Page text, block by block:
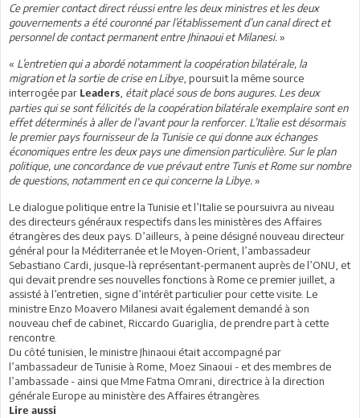
Ce premier contact direct réussi entre les deux ministres et les deux
gouvernements a été couronné par l’établissement d’un canal direct et
personnel de contact permanent entre Jhinaoui et Milanesi. »
« L’entretien qui a abordé notamment la coopération bilatérale, la
migration et la sortie de crise en Libye, poursuit la même source
interrogée par Leaders était placé sous de bons augures. Les deux
parties qui se sont félicités de la coopération bilatérale exemplaire sont en
effet déterminés à aller de l’avant pour la renforcer. L’Italie est désormais
le premier pays fournisseur de la Tunisie ce qui donne aux échanges
économiques entre les deux pays une dimension particulière. Sur le plan
politique, une concordance de vue prévaut entre Tunis et Rome sur nombre
de questions, notamment en ce qui concerne la Libye. »
Le dialogue politique entre la Tunisie et l’Italie se poursuivra au niveau
des directeurs généraux respectifs dans les ministères des Affaires
étrangères des deux pays. D’ailleurs, à peine désigné nouveau directeur
général pour la Méditerranée et le Moyen-Orient, l’ambassadeur
Sebastiano Cardi, jusque-là représentant-permanent auprès de l’ONU, et
qui devait prendre ses nouvelles fonctions à Rome ce premier juillet, a
assisté à l’entretien, signe d’intérêt particulier pour cette visite. Le
ministre Enzo Moavero Milanesi avait également demandé à son
nouveau chef de cabinet, Riccardo Guariglia, de prendre part à cette
rencontre.
Du côté tunisien, le ministre Jhinaoui était accompagné par
l’ambassadeur de Tunisie à Rome, Moez Sinaoui - et des membres de
l’ambassade - ainsi que Mme Fatma Omrani, directrice à la direction
générale Europe au ministère des Affaires étrangères.
Lire aussi